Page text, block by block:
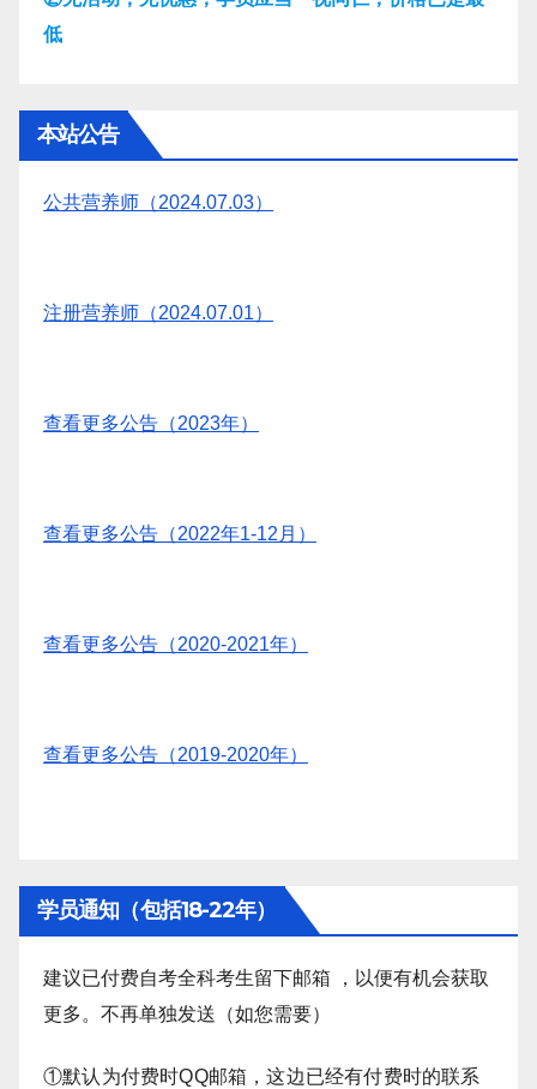
低
本站公告
公共营养师（2024.07.03）
注册营养师（2024.07.01）
查看更多公告（2023年）
查看更多公告（2022年1-12月）
查看更多公告（2020-2021年）
查看更多公告（2019-2020年）
学员通知（包括18-22年）
建议已付费自考全科考生留下邮箱 ，以便有机会获取
更多。不再单独发送（如您需要）
①默认为付费时QQ邮箱，这边已经有付费时的联系